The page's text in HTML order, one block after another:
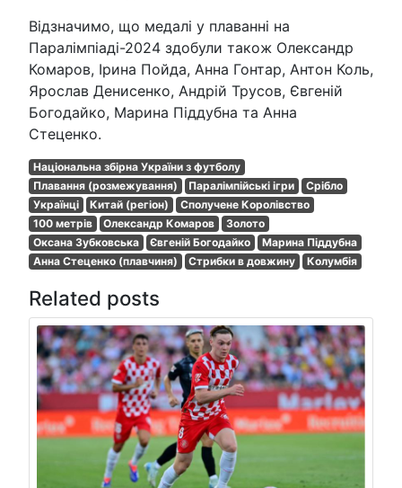
Відзначимо, що медалі у плаванні на
Паралімпіаді-2024 здобули також Олександр
Комаров, Ірина Пойда, Анна Гонтар, Антон Коль,
Ярослав Денисенко, Андрій Трусов, Євгеній
Богодайко, Марина Піддубна та Анна
Стеценко.
Національна збірна України з футболу
Плавання (розмежування)
Паралімпійські ігри
Срібло
Українці
Китай (регіон)
Сполучене Королівство
100 метрів
Олександр Комаров
Золото
Оксана Зубковська
Євгеній Богодайко
Марина Піддубна
Анна Стеценко (плавчиня)
Стрибки в довжину Колумбія
Related posts